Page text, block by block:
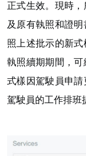
正式生效。現時
及原有執照和證
照上述批示的新
執照續期期間，
式樣因駕駛員申
駕駛員的工作排班